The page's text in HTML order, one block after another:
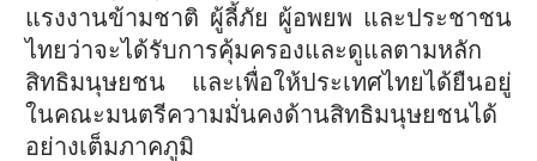
แรงงานข้ามชาติ ผู้ลี้ภัย ผู้อพยพ และประชาชน
ไทยว่าจะได้รับการคุ้มครองและดูแลตามหลัก
สิทธิมนุษยชน และเพื่อให้ประเทศไทยได้ยืนอยู่
ในคณะมนตรีความมั่นคงด้านสิทธิมนุษยชนได้
อย่างเต็มภาคภูมิ